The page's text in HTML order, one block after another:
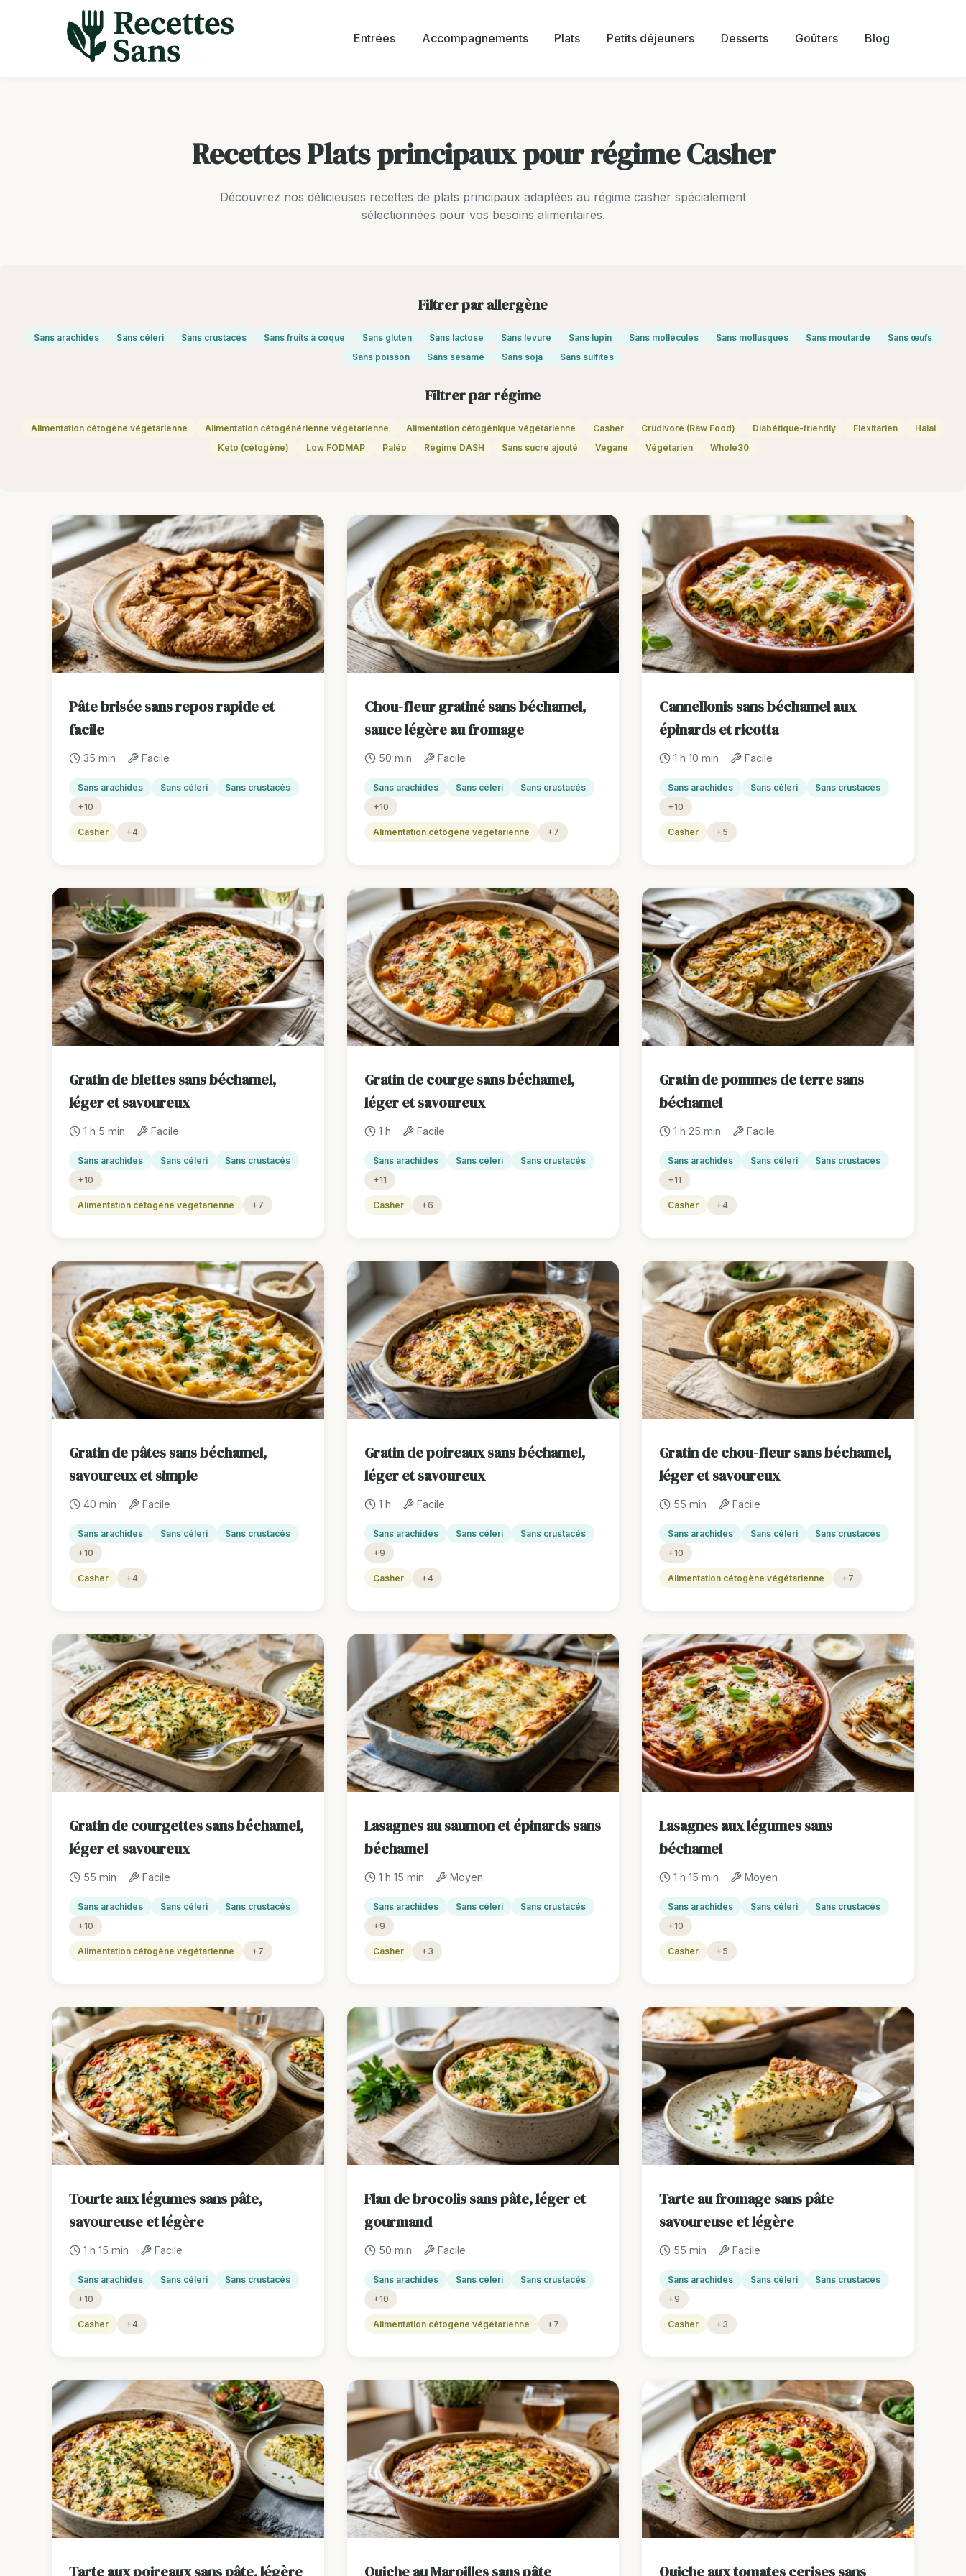
Entrées Accompagnements Plats Petits déjeuners Desserts Goûters Blog
Recettes Plats principaux pour régime Casher
Découvrez nos délicieuses recettes de plats principaux adaptées au régime casher spécialement
sélectionnées pour vos besoins alimentaires.
Filtrer par allergène
Sans arachides Sans céleri Sans crustacés Sans fruits à coque Sans gluten Sans lactose Sans levure Sans lupin Sans mollécules Sans mollusques Sans moutarde
Sans œufs
Sans poisson
Sans sésame Sans soja Sans sulfites
Filtrer par régime
Alimentation cétogène végétarienne Alimentation cétogénérienne végétarienne Alimentation cétogénique végétarienne Casher Crudivore (Raw Food) Diabétique-friendly Flexitarien
Halal
Keto (cétogène)
Low FODMAP Paléo Régime DASH Sans sucre ajouté Végane Végétarien Whole30
Pâte brisée sans repos rapide et
facile
35 min Facile
Sans arachides Sans céleri
Sans crustacés
+10
Casher +4
Chou-fleur gratiné sans béchamel,
sauce légère au fromage
50 min Facile
Sans arachides Sans céleri
Sans crustacés
+10
Alimentation cétogène végétarienne +7
Cannellonis sans béchamel aux
épinards et ricotta
1 h 10 min Facile
Sans arachides Sans céleri
Sans crustacés
+10
Casher +5
Gratin de blettes sans béchamel,
léger et savoureux
1 h 5 min Facile
Sans arachides Sans céleri
Sans crustacés
+10
Alimentation cétogène végétarienne +7
Gratin de courge sans béchamel,
léger et savoureux
1 h Facile
Sans arachides Sans céleri
Sans crustacés
+11
Casher +6
Gratin de pommes de terre sans
béchamel
1 h 25 min Facile
Sans arachides Sans céleri
Sans crustacés
+11
Casher +4
Gratin de pâtes sans béchamel,
savoureux et simple
40 min Facile
Sans arachides Sans céleri
Sans crustacés
+10
Casher +4
Gratin de poireaux sans béchamel,
léger et savoureux
1 h Facile
Sans arachides Sans céleri
Sans crustacés
+9
Casher +4
Gratin de chou-fleur sans béchamel,
léger et savoureux
55 min Facile
Sans arachides Sans céleri
Sans crustacés
+10
Alimentation cétogène végétarienne +7
Gratin de courgettes sans béchamel,
léger et savoureux
55 min Facile
Sans arachides Sans céleri
Sans crustacés
+10
Alimentation cétogène végétarienne +7
Lasagnes au saumon et épinards sans
béchamel
1 h 15 min Moyen
Sans arachides Sans céleri
Sans crustacés
+9
Casher +3
Lasagnes aux légumes sans
béchamel
1 h 15 min Moyen
Sans arachides Sans céleri
Sans crustacés
+10
Casher +5
Tourte aux légumes sans pâte,
savoureuse et légère
1 h 15 min Facile
Sans arachides Sans céleri
Sans crustacés
+10
Casher +4
Flan de brocolis sans pâte, léger et
gourmand
50 min Facile
Sans arachides Sans céleri
Sans crustacés
+10
Alimentation cétogène végétarienne +7
Tarte au fromage sans pâte
savoureuse et légère
55 min Facile
Sans arachides Sans céleri
Sans crustacés
+9
Casher +3
Tarte aux poireaux sans pâte, légère Quiche au Maroilles sans pâte Quiche aux tomates cerises sans